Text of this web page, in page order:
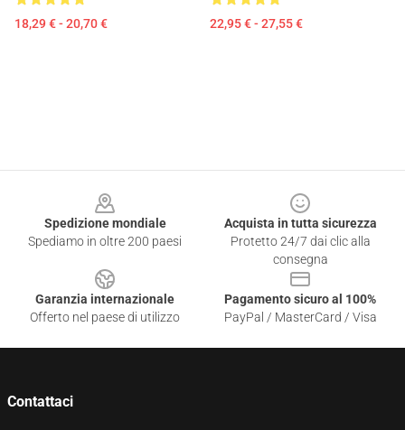
18,29 € - 20,70 € 22,95 € - 27,55 €
Spedizione mondiale
Spediamo in oltre 200 paesi
Acquista in tutta sicurezza
Protetto 24/7 dai clic alla
consegna
Garanzia internazionale
Offerto nel paese di utilizzo
Pagamento sicuro al 100%
PayPal / MasterCard / Visa
Contattaci